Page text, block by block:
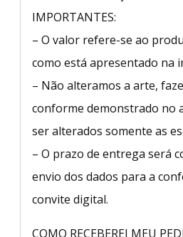
IMPORTANTES:
– O valor refere-se ao
como está apresentado na
– Não alteramos a arte,
conforme demonstrado no
ser alterados somente as
– O prazo de entrega será
envio dos dados para a
convite digital.
COMO RECEBEREI MEU